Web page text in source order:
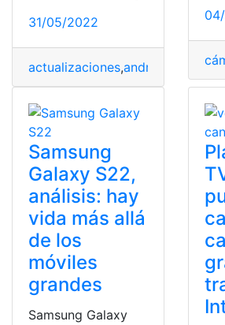
31/05/2022
actualizaciones,android ,
Samsung
Galaxy S22,
análisis: hay
vida más allá
de los
móviles
grandes
Samsung Galaxy